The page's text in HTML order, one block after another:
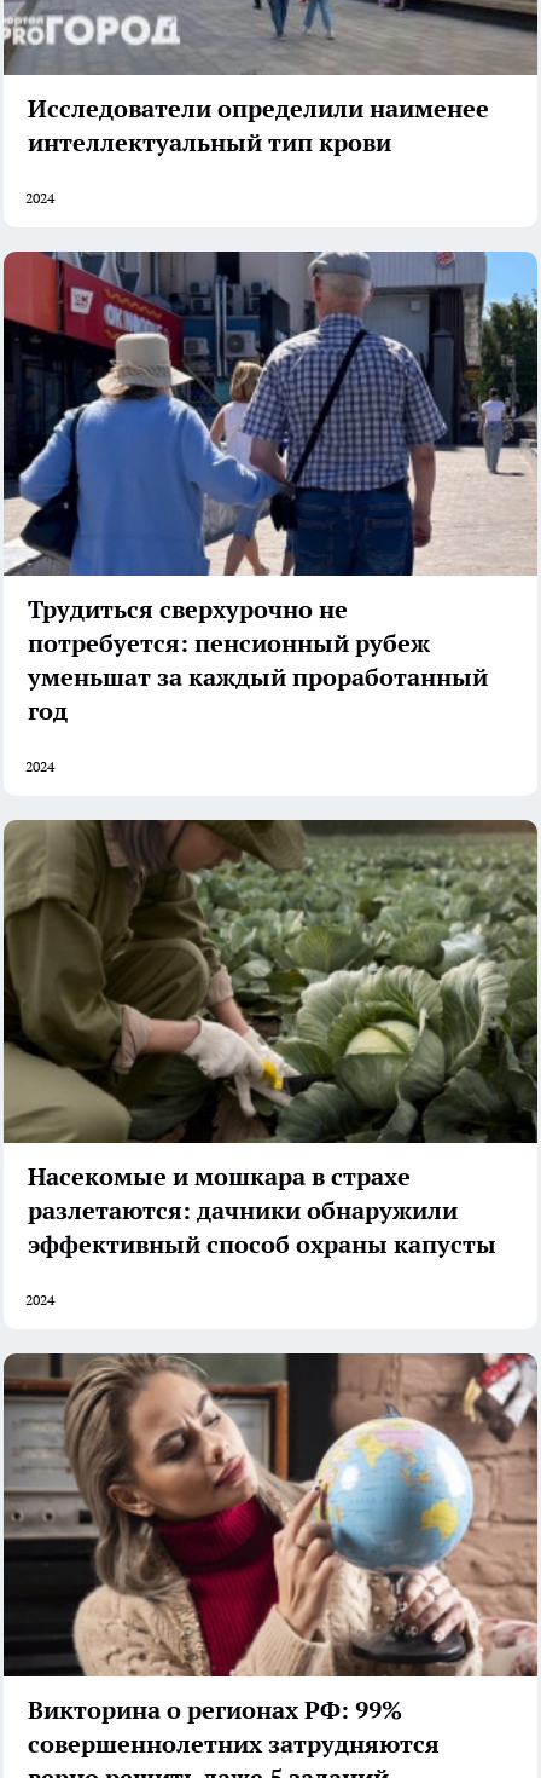
Исследователи определили наименее
интеллектуальный тип крови
2024
Трудиться сверхурочно не
потребуется: пенсионный рубеж
уменьшат за каждый проработанный
год
2024
Насекомые и мошкара в страхе
разлетаются: дачники обнаружили
эффективный способ охраны капусты
2024
Викторина о регионах РФ: 99%
совершеннолетних затрудняются